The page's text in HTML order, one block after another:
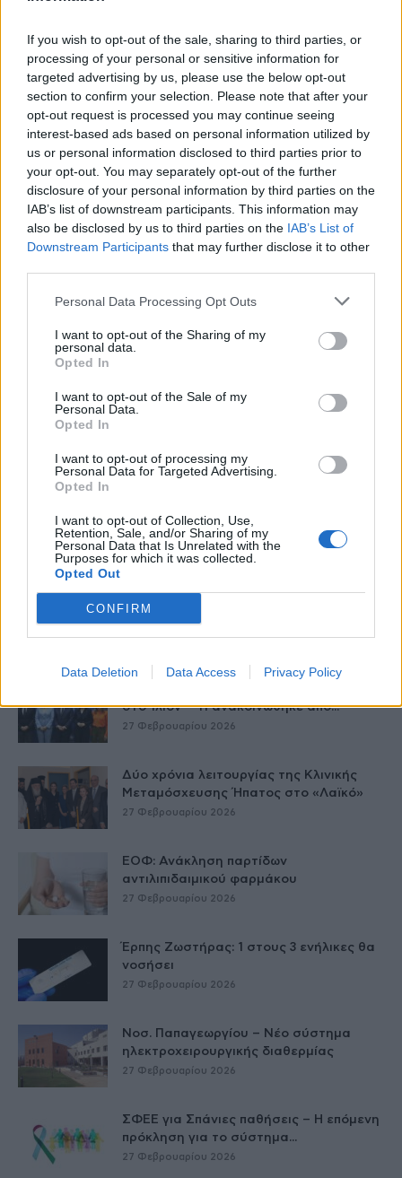
If you wish to opt-out of the sale, sharing to third parties, or
processing of your personal or sensitive information for
targeted advertising by us, please use the below opt-out
section to confirm your selection. Please note that after your
opt-out request is processed you may continue seeing
interest-based ads based on personal information utilized by
us or personal information disclosed to third parties prior to
your opt-out. You may separately opt-out of the further
disclosure of your personal information by third parties on the
IAB’s list of downstream participants. This information may
also be disclosed by us to third parties on the IAB’s List of
Downstream Participants that may further disclose it to other
Personal Data Processing Opt Outs
I want to opt-out of the Sharing of my
personal data.
Opted In
I want to opt-out of the Sale of my
Personal Data.
Opted In
I want to opt-out of processing my
Personal Data for Targeted Advertising.
Opted In
I want to opt-out of Collection, Use,
Retention, Sale, and/or Sharing of my
Personal Data that Is Unrelated with the
Purposes for which it was collected.
Opted Out
CONFIRM
Data Deletion Data Access Privacy Policy
ασανσέρ στο «Γ. Γεννηματάς» &#8211; Τι λέει ο
Άδωνις Γεωργιάδης
Φαρμακευτικός Σύλλογος Αττικής
HS Team
Δείτε Ακόμη
Γεωργιάδης: Πολλαπλά οφέλη από τη
συνεργασία δημοσίου και ιδιωτικού
τομέα
στο Ίλιον – Τι ανακοινώθηκε από...
27 Φεβρουαρίου 2026
Δύο χρόνια λειτουργίας της Κλινικής
Μεταμόσχευσης Ήπατος στο «Λαϊκό»
27 Φεβρουαρίου 2026
ΕΟΦ: Ανάκληση παρτίδων
αντιλιπιδαιμικού φαρμάκου
27 Φεβρουαρίου 2026
Έρπης Ζωστήρας: 1 στους 3 ενήλικες θα
νοσήσει
27 Φεβρουαρίου 2026
Νοσ. Παπαγεωργίου – Νέο σύστημα
ηλεκτροχειρουργικής διαθερμίας
27 Φεβρουαρίου 2026
ΣΦΕΕ για Σπάνιες παθήσεις – Η επόμενη
πρόκληση για το σύστημα...
27 Φεβρουαρίου 2026